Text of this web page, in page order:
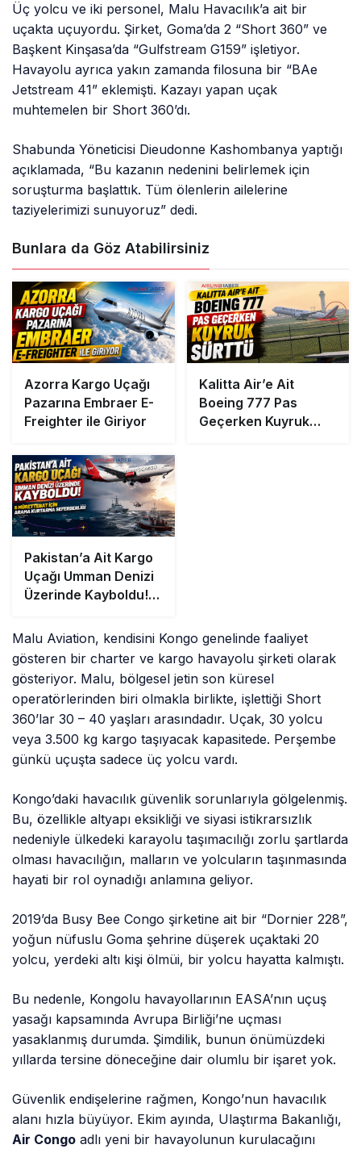
Üç yolcu ve iki personel, Malu Havacılık’a ait bir
uçakta uçuyordu. Şirket, Goma’da 2 “Short 360” ve
Başkent Kinşasa’da “Gulfstream G159” işletiyor.
Havayolu ayrıca yakın zamanda filosuna bir “BAe
Jetstream 41” eklemişti. Kazayı yapan uçak
muhtemelen bir Short 360’dı.
Shabunda Yöneticisi Dieudonne Kashombanya yaptığı
açıklamada, “Bu kazanın nedenini belirlemek için
soruşturma başlattık. Tüm ölenlerin ailelerine
taziyelerimizi sunuyoruz” dedi.
Bunlara da Göz Atabilirsiniz
Azorra Kargo Uçağı
Pazarına Embraer E-
Freighter ile Giriyor
Kalitta Air’e Ait
Boeing 777 Pas
Geçerken Kuyruk
Pakistan’a Ait Kargo
Uçağı Umman Denizi
Üzerinde Kayboldu! 5
Arama Kurtarma
Seferberliği
Malu Aviation, kendisini Kongo genelinde faaliyet
gösteren bir charter ve kargo havayolu şirketi olarak
gösteriyor. Malu, bölgesel jetin son küresel
operatörlerinden biri olmakla birlikte, işlettiği Short
360’lar 30 – 40 yaşları arasındadır. Uçak, 30 yolcu
veya 3.500 kg kargo taşıyacak kapasitede. Perşembe
günkü uçuşta sadece üç yolcu vardı.
Kongo’daki havacılık güvenlik sorunlarıyla gölgelenmiş.
Bu, özellikle altyapı eksikliği ve siyasi istikrarsızlık
nedeniyle ülkedeki karayolu taşımacılığı zorlu şartlarda
olması havacılığın, malların ve yolcuların taşınmasında
hayati bir rol oynadığı anlamına geliyor.
2019’da Busy Bee Congo şirketine ait bir “Dornier 228”,
yoğun nüfuslu Goma şehrine düşerek uçaktaki 20
yolcu, yerdeki altı kişi ölmüi, bir yolcu hayatta kalmıştı.
Bu nedenle, Kongolu havayollarının EASA’nın uçuş
yasağı kapsamında Avrupa Birliği’ne uçması
yasaklanmış durumda. Şimdilik, bunun önümüzdeki
yıllarda tersine döneceğine dair olumlu bir işaret yok.
Güvenlik endişelerine rağmen, Kongo’nun havacılık
alanı hızla büyüyor. Ekim ayında, Ulaştırma Bakanlığı,
Air Congo adlı yeni bir havayolunun kurulacağını